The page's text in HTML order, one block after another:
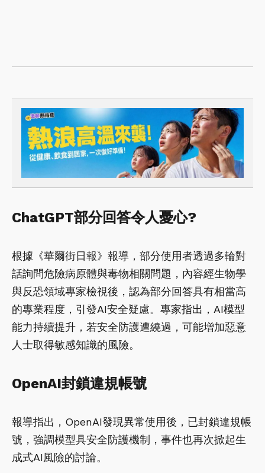
ChatGPT部分回答令人憂心?
根據《華爾街日報》報導，部分使用者透過多輪對
話詢問危險病原體與毒物相關問題，內容經生物學
與反恐領域專家檢視後，認為部分回答具有相當高
的專業程度，引發AI安全疑慮。專家指出，AI模型
能力持續提升，若安全防護遭繞過，可能增加惡意
人士取得敏感知識的風險。
OpenAI封鎖違規帳號
報導指出，OpenAI發現異常使用後，已封鎖違規帳
號，強調模型具安全防護機制，事件也再次掀起生
成式AI風險的討論。